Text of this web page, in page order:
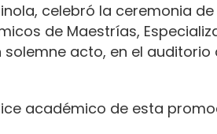
celebró la ceremonia
de Maestrías,
acto, en el auditorio
académico de esta